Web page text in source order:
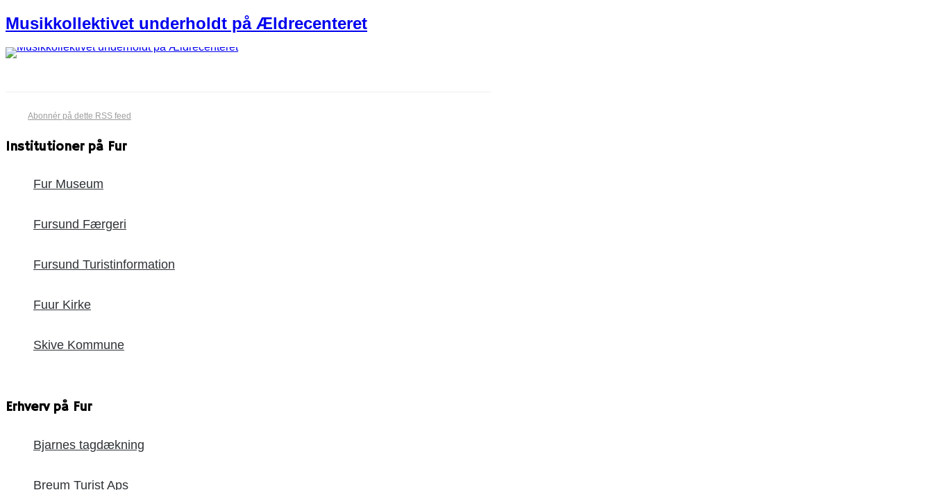
Musikkollektivet underhold​t på Ældrecenteret
Abonnér på dette RSS feed
Institutioner på Fur
Fur Museum
Fursund Færgeri
Fursund Turistinformation
Fuur Kirke
Skive Kommune
Erhverv på Fur
Bjarnes tagdækning
Breum Turist Aps